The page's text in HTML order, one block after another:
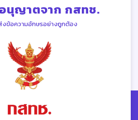
นุญาตจาก กสทช.
งข้อความอักษรอย่างถูกต้อง